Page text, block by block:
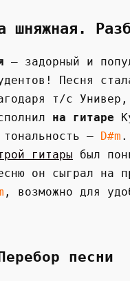
шняжная.
— задорный и
Песня
т/с
на гитаре
тональность —
D#m .
гитары был
он сыграл на
, возможно для
песни